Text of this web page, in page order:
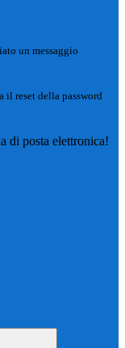
un messaggio
il reset della password
di posta elettronica!